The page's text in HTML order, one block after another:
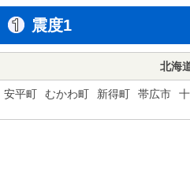
震度1
北海
安平町 むかわ町 新得町 帯広市